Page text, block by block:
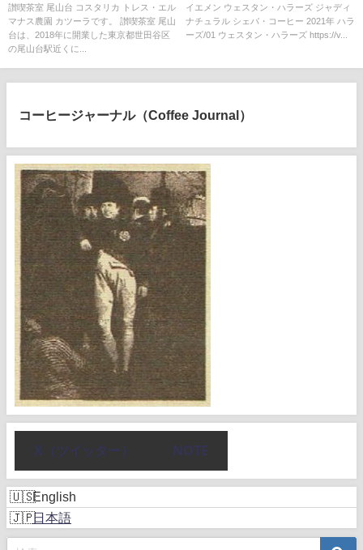
讃喫茶室 尾山台 コスタリカ トレス・エル
マナス農園 カツーラです。 讃喫茶室 尾山
台は、2018年に開業した東京都世田谷区
の尾山台駅近くに...
ラル シェバ・コーヒー 2021年
ハラーズ/01
イエメン ウェスタン・ハラーズ ジャディ
ナチュラル シェバ・コーヒー 2021年 ハラ
ーズ/01 ウェスタン・ハラーズ https://v...
コーヒージャーナル（Coffee Journal）
X（ツイッター） NOTE
English
日本語